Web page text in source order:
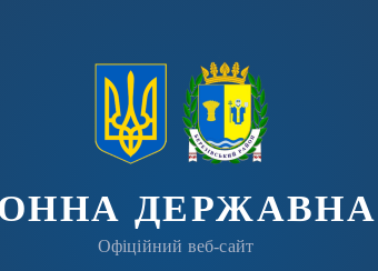
ДЕРЖАВНА
Офіційний веб-сайт